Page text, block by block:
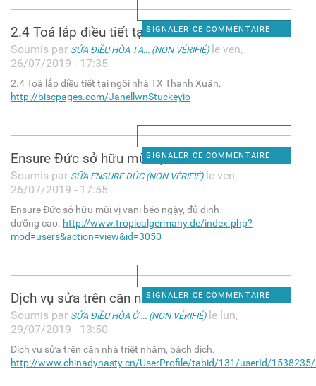
SIGNALER CE COMMENTAIRE
2.4 Toá lắp điều tiết tại
Soumis par SỬA ĐIỀU HÒA TẠ... (NON VÉRIFIÉ)le ven,
26/07/2019 - 17:35
2.4 Toá lắp điều tiết tại ngôi nhà TX Thanh Xuân.
http://biscpages.com/JanellwnStuckeyio
SIGNALER CE COMMENTAIRE
Ensure Đức sở hữu mùi vị vani
Soumis par SỮA ENSURE ĐỨC (NON VÉRIFIÉ)le ven,
26/07/2019 - 17:55
Ensure Đức sở hữu mùi vị vani béo ngậy, đủ dinh
dưỡng cao. http://www.tropicalgermany.de/index.php?
mod=users&action=view&id=3050
SIGNALER CE COMMENTAIRE
Dịch vụ sửa trên căn nhà
Soumis par SỬA ĐIỀU HÒA Ở ... (NON VÉRIFIÉ)le lun,
29/07/2019 - 13:50
Dịch vụ sửa trên căn nhà triệt nhằm, bách dịch.
http://www.chinadynasty.cn/UserProfile/tabid/131/userId/